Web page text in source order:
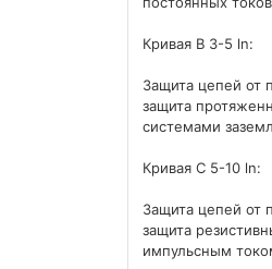
Кривая В 3-5 ln:
Защита цепей от
защита
системами
Кривая С 5-10 ln:
Защита цепей от
защита
импульсным